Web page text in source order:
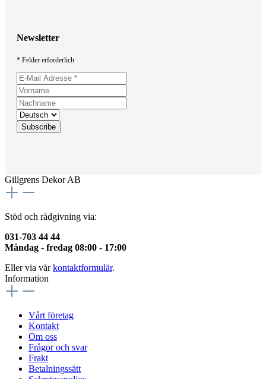
Newsletter
* Felder erforderlich
Gillgrens Dekor AB
Stöd och rådgivning via:
031-703 44 44
Måndag - fredag 08:00 - 17:00
Eller via vårkontaktformulär.
Information
Vårt företag
Kontakt
Om oss
Frågor och svar
Frakt
Betalningssätt